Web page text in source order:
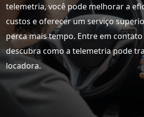
telemetria, você pode melhorar a
custos e oferecer um serviço
perca mais tempo. Entre em
descubra como a telemetria pode
locadora.